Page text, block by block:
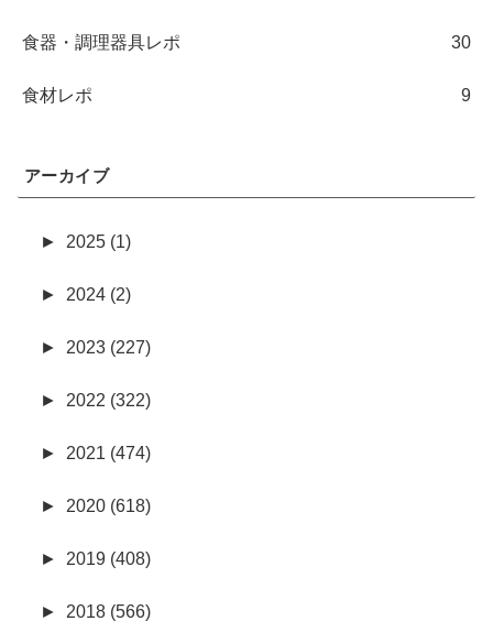
食器・調理器具レポ 30
食材レポ 9
アーカイブ
► 2025 (1)
► 2024 (2)
► 2023 (227)
► 2022 (322)
► 2021 (474)
► 2020 (618)
► 2019 (408)
► 2018 (566)